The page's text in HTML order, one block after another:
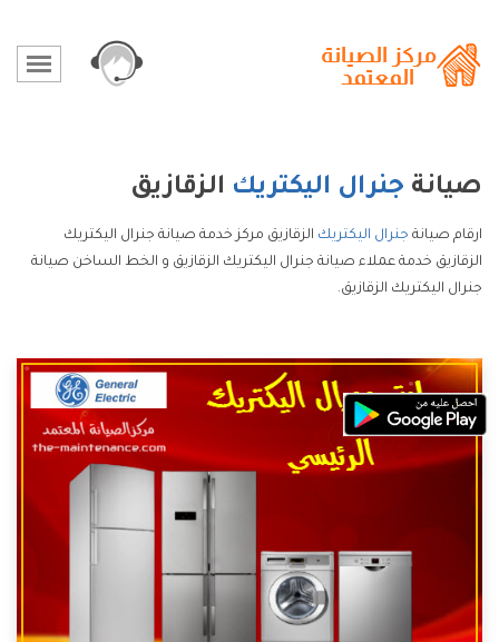
صيانة جنرال اليكتريك الزقازيق
ارقام صيانة جنرال اليكتريك الزقازيق مركز خدمة صيانة جنرال اليكتريك
الزقازيق خدمة عملاء صيانة جنرال اليكتريك الزقازيق و الخط الساخن صيانة
جنرال اليكتريك الزقازيق.